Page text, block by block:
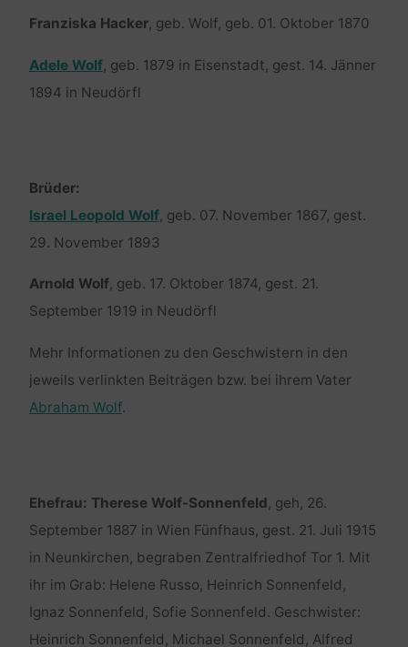
Franziska Hacker, geb. Wolf, geb. 01. Oktober 1870
Adele Wolf, geb. 1879 in Eisenstadt, gest. 14. Jänner
1894 in Neudörfl
Brüder:
Israel Leopold Wolf, geb. 07. November 1867, gest.
29. November 1893
Arnold Wolf, geb. 17. Oktober 1874, gest. 21.
September 1919 in Neudörfl
Mehr Informationen zu den Geschwistern in den
jeweils verlinkten Beiträgen bzw. bei ihrem Vater
Abraham Wolf.
Ehefrau: Therese Wolf-Sonnenfeld, geh, 26.
September 1887 in Wien Fünfhaus, gest. 21. Juli 1915
in Neunkirchen, begraben Zentralfriedhof Tor 1. Mit
ihr im Grab: Helene Russo, Heinrich Sonnenfeld,
Ignaz Sonnenfeld, Sofie Sonnenfeld. Geschwister:
Heinrich Sonnenfeld, Michael Sonnenfeld, Alfred